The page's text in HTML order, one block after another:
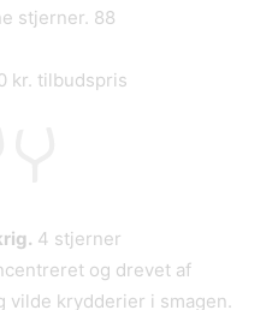
stjerner. 88
kr. tilbudspris
4 stjerner
og drevet af
vilde krydderier i smagen.